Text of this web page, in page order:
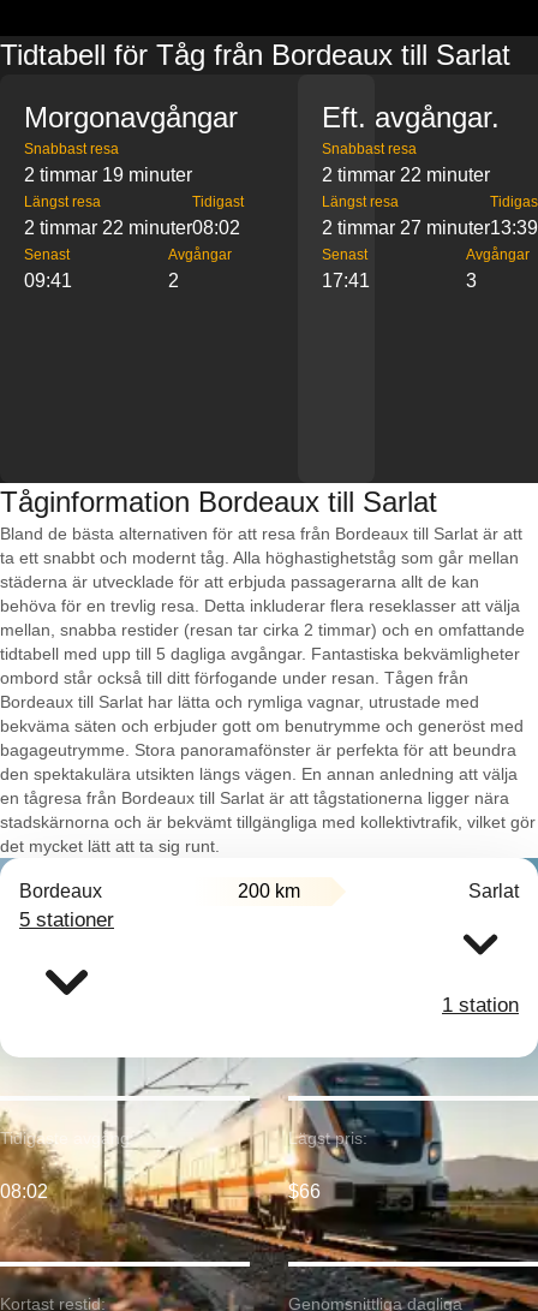
Tidtabell för Tåg från Bordeaux till Sarlat
Morgonavgångar
Snabbast resa
2 timmar 19 minuter
Längst resa
2 timmar 22 minuter
Tidigast
08:02
Senast
09:41
Avgångar
2
Eft. avgångar.
Snabbast resa
2 timmar 22 minuter
Längst resa
2 timmar 27 minuter13:39
Senast
17:41
Avgångar
3
Tåginformation Bordeaux till Sarlat
Bland de bästa alternativen för att resa från Bordeaux till Sarlat är att
ta ett snabbt och modernt tåg. Alla höghastighetståg som går mellan
städerna är utvecklade för att erbjuda passagerarna allt de kan
behöva för en trevlig resa. Detta inkluderar flera reseklasser att välja
mellan, snabba restider (resan tar cirka 2 timmar) och en omfattande
tidtabell med upp till 5 dagliga avgångar. Fantastiska bekvämligheter
ombord står också till ditt förfogande under resan. Tågen från
Bordeaux till Sarlat har lätta och rymliga vagnar, utrustade med
bekväma säten och erbjuder gott om benutrymme och generöst med
bagageutrymme. Stora panoramafönster är perfekta för att beundra
den spektakulära utsikten längs vägen. En annan anledning att välja
en tågresa från Bordeaux till Sarlat är att tågstationerna ligger nära
stadskärnorna och är bekvämt tillgängliga med kollektivtrafik, vilket gör
det mycket lätt att ta sig runt.
Bordeaux 200 km Sarlat
5 stationer
1 station
Kortast restid:
Tidigaste avgång:
08:02
Lägst pris:
$66
Genomsnittliga dagliga